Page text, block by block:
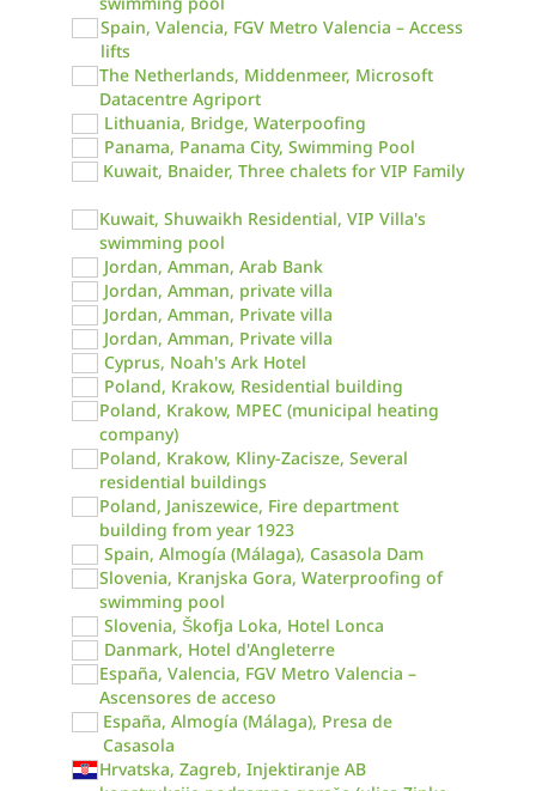
Spain, Valencia, FGV Metro Valencia – Access
lifts
The Netherlands, Middenmeer, Microsoft
Datacentre Agriport
Lithuania, Bridge, Waterpoofing
Panama, Panama City, Swimming Pool
Kuwait, Bnaider, Three chalets for VIP Family
Kuwait, Shuwaikh Residential, VIP Villa's
swimming pool
Jordan, Amman, Arab Bank
Jordan, Amman, private villa
Jordan, Amman, Private villa
Jordan, Amman, Private villa
Cyprus, Noah's Ark Hotel
Poland, Krakow, Residential building
Poland, Krakow, MPEC (municipal heating
company)
Poland, Krakow, Kliny-Zacisze, Several
residential buildings
Poland, Janiszewice, Fire department
building from year 1923
Spain, Almogía (Málaga), Casasola Dam
Slovenia, Kranjska Gora, Waterproofing of
swimming pool
Slovenia, Škofja Loka, Hotel Lonca
Danmark, Hotel d'Angleterre
España, Valencia, FGV Metro Valencia –
Ascensores de acceso
España, Almogía (Málaga), Presa de
Casasola
Hrvatska, Zagreb, Injektiranje AB